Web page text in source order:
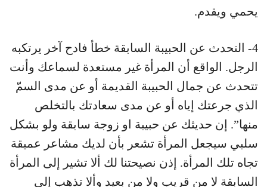
يحمي ويقدم.
4- التحدث عن الحبيبة السابقة خطأ فادح آخر يرتكبه
الرجل. الواقع أن المرأة غير مستعدة لسماعك وأنت
تتحدث عن جمال الحبيبة القديمة أو عن مدى السمّ
الذي جرعتك إياه أو عن مدى سعادتك بالتخلص
منها”. إن حديثك عن حبيبة او زوجة سابقة ولو بشكل
سلبي سيجعل المرأة تشعر بأن لديك مشاعر عميقة
تجاه تلك المرأة. إذن نصيحتنا لك ألا تشير إلى المرأة
السابقة لا من قريب ولا من بعيد وألا تذهب إلى